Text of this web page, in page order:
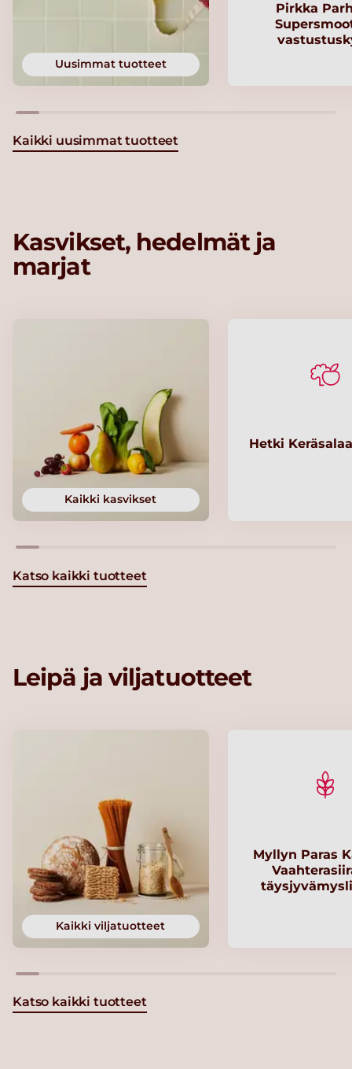
Uusimmat tuotteet
Pirkka
Kaikki uusimmat tuotteet
Kasvikset, hedelmät ja
marjat
Kaikki kasvikset
Hetki
Katso kaikki tuotteet
Leipä ja viljatuotteet
Kaikki viljatuotteet
Myllyn Paras
Katso kaikki tuotteet